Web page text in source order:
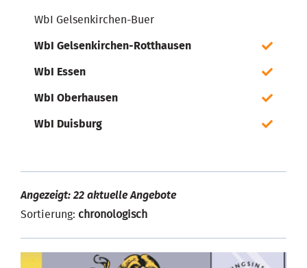
WbI Gelsenkirchen-Buer
WbI Gelsenkirchen-Rotthausen
WbI Essen
WbI Oberhausen
WbI Duisburg
Angezeigt: 22 aktuelle Angebote
Sortierung: chronologisch